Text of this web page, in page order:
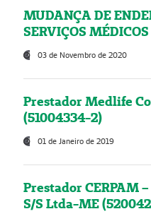
MUDANÇA DE
SERVIÇOS
03 de Novembro de 2020
Prestador Medlife
(51004334-2)
01 de Janeiro de 2019
Prestador CERPAM
S/S Ltda-ME